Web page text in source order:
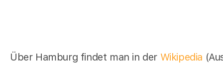
Über Hamburg findet man in der Wikipedia